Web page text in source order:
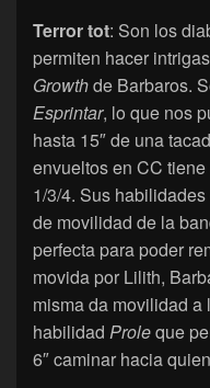
Terror tot: Son los
permiten hacer
Growthde Barbaros.
Esprintar, lo que nos
hasta 15″ de una
envueltos en CC tiene
1/3/4. Sus
de movilidad de la
perfecta para poder
movida por Lilith,
misma da movilidad a
habilidad Proleque
6″ caminar hacia